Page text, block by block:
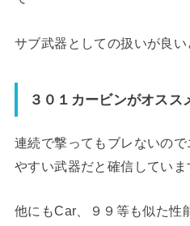
サブ武器としての扱いが良い
３０１カービンがオスス
連続で撃ってもブレないの
やすい武器だと確信していま
他にもCar、９９等も似た性